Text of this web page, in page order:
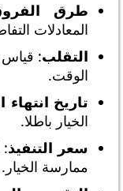
طرق
المعادلات
التقلب: قياس
الوقت.
تاريخ انتهاء
الخيار باطلا.
سعر التنفيذ:
ممارسة الخيار.